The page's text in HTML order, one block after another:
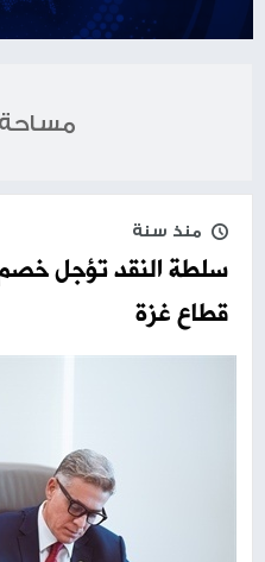
مساحة
منذ سنة
سلطة النقد تؤجل
قطاع غزة